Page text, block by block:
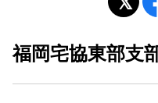
福岡宅協東部支